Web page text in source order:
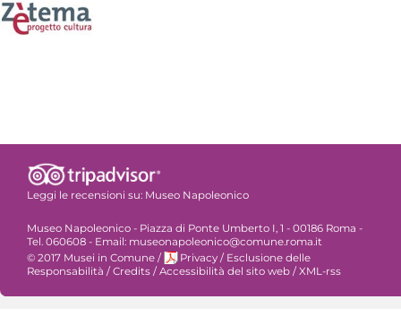
Leggi le recensioni su: Museo Napoleonico
Museo Napoleonico - Piazza di Ponte Umberto I, 1 - 00186 Roma -
Tel. 060608 - Email: museonapoleonico@comune.roma.it
© 2017 Musei in Comune / Privacy / Esclusione delle
Responsabilità / Credits / Accessibilità del sito web / XML-rss